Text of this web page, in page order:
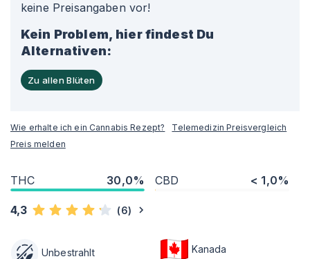
keine Preisangaben vor!
Kein Problem, hier findest Du
Alternativen:
Zu allen Blüten
Wie erhalte ich ein Cannabis Rezept?
Telemedizin Preisvergleich
Preis melden
THC 30,0% CBD < 1,0%
4,3 (6)
Unbestrahlt Kanada